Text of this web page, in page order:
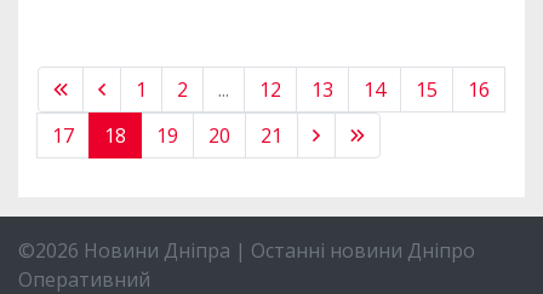
1 2 ... 12 13 14 15
16
17
18 19 20 21
©2026 Новини Дніпра | Останні новини Дніпро
Оперативний